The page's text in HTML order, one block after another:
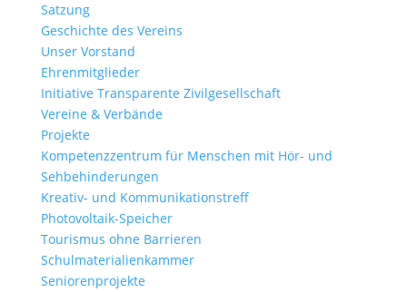
Satzung
Geschichte des Vereins
Unser Vorstand
Ehrenmitglieder
Initiative Transparente Zivilgesellschaft
Vereine & Verbände
Projekte
Kompetenzzentrum für Menschen mit Hör- und
Sehbehinderungen
Kreativ- und Kommunikationstreff
Photovoltaik-Speicher
Tourismus ohne Barrieren
Schulmaterialienkammer
Seniorenprojekte